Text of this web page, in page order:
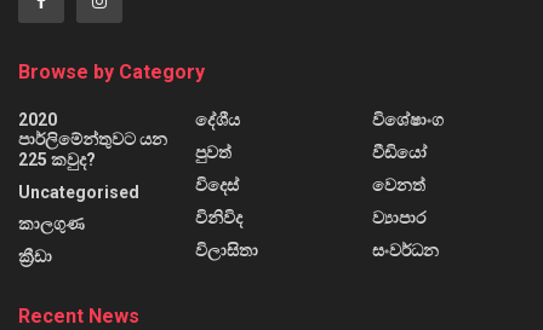
Browse by Category
2020
පාර්ලිමේන්තුවට යන
225 කවුද?
Uncategorised
කාලගුණ
ක්‍රීඩා
දේශීය
පුවත්
විදෙස්
විනිවිද
විලාසිතා
විශේෂාංග
වීඩියෝ
වෙනත්
ව්‍යාපාර
සංවර්ධන
Recent News